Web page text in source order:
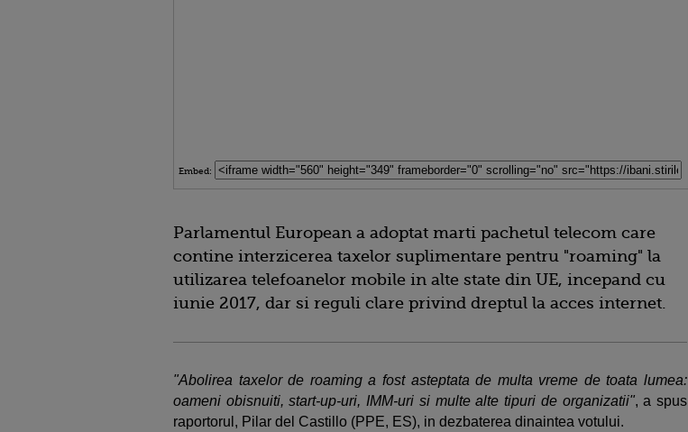
Embed:
Parlamentul European a adoptat marti pachetul telecom care
contine interzicerea taxelor suplimentare pentru "roaming" la
utilizarea telefoanelor mobile in alte state din UE, incepand cu
iunie 2017, dar si reguli clare privind dreptul la acces internet.
"Abolirea taxelor de roaming a fost asteptata de multa vreme de toata lumea:
oameni obisnuiti, start-up-uri, IMM-uri si multe alte tipuri de organizatii", a spus
raportorul, Pilar del Castillo (PPE, ES), in dezbaterea dinaintea votului.